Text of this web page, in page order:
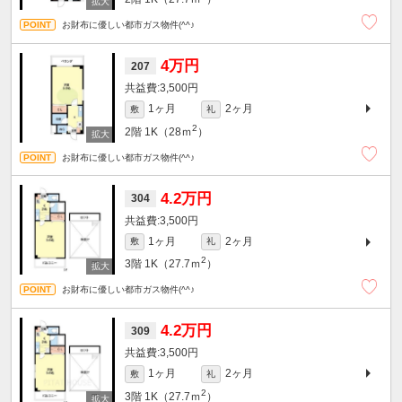
お財布に優しい都市ガス物件(^^♪
207 4万円
3,500円
敷 1ヶ月 礼
2ヶ月
2階 1K（28ｍ2 ）
お財布に優しい都市ガス物件(^^♪
304 4.2万円
3,500円
敷 1ヶ月 礼
2ヶ月
3階 1K（27.7ｍ2 ）
お財布に優しい都市ガス物件(^^♪
309 4.2万円
3,500円
敷 1ヶ月 礼
2ヶ月
3階 1K（27.7ｍ2 ）